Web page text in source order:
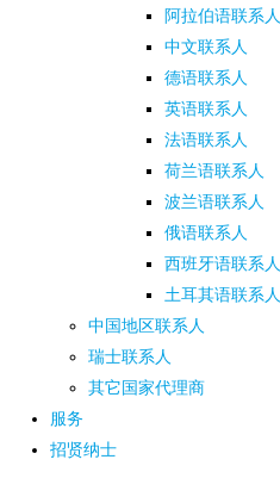
阿拉伯语联系人
中文联系人
德语联系人
英语联系人
法语联系人
荷兰语联系人
波兰语联系人
俄语联系人
西班牙语联系人
土耳其语联系人
中国地区联系人
瑞士联系人
其它国家代理商
服务
招贤纳士